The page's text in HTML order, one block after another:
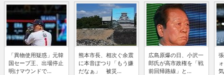
「異物使用疑惑」元韓
国セーブ王、出場停止
明けマウンドで...
熊本市長、相次ぐ余震
に本音ぽつり「もう嫌
だなぁ」 被災...
広島原爆の日、小沢一
郎氏が高市政権を「戦
前回帰路線」と...